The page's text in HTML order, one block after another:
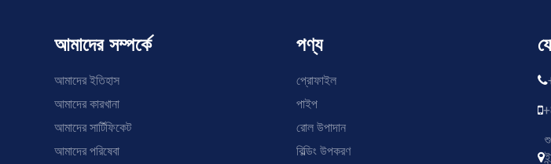
আমাদের সম্পর্কে
আমাদের ইতিহাস
আমাদের কারখানা
আমাদের সার্টিফিকেট
আমাদের পরিষেবা
পণ্য
প্রোফাইল
পাইপ
রোল উপাদান
বিল্ডিং উপকরণ